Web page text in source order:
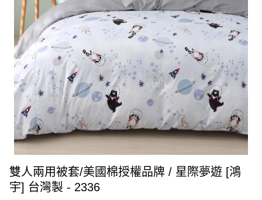
雙人兩用被套/美國棉授權品牌 / 星際夢遊 [鴻
宇] 台灣製 - 2336